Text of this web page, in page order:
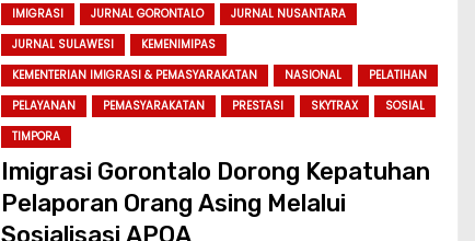
IMIGRASI
JURNAL GORONTALO
JURNAL NUSANTARA
JURNAL SULAWESI
KEMENIMIPAS
KEMENTERIAN IMIGRASI & PEMASYARAKATAN
NASIONAL
PELATIHAN
PELAYANAN
PEMASYARAKATAN PRESTASI SKYTRAX
SOSIAL
TIMPORA
Imigrasi Gorontalo Dorong Kepatuhan
Pelaporan Orang Asing Melalui
Sosialisasi APOA